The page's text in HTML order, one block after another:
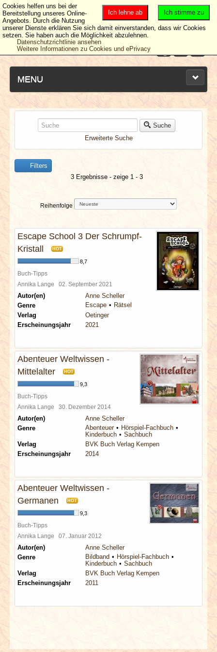
MENU
NEUESTE ARTIKEL
NEWS & DATES
BERICHTE
VERLOSUNGEN
SPECIALS
REDAKTION
LINKS
ARCHIV
Suche
Erweiterte Suche
Filters
3 Ergebnisse - zeige 1 - 3
Reihenfolge
Escape School 3 Der Schrumpf-
Kristall
HOT
8,7
Buch-Tipps
Annika Lange 02. September 2021
Autor(en)
Anne Scheller
Genre
Escape
Rätsel
Verlag
Oetinger
Erscheinungsjahr
2021
Abenteuer Weltwissen -
Mittelalter
HOT
9,3
Buch-Tipps
Annika Lange 30. Dezember 2014
Autor(en)
Anne Scheller
Genre
Abenteuer
Hörspiel-Fachbuch
Kinderbuch
Sachbuch
Verlag
BVK Buch Verlag Kempen
Erscheinungsjahr
2014
Abenteuer Weltwissen -
Germanen
HOT
9,3
Buch-Tipps
Annika Lange 07. Januar 2012
Autor(en)
Anne Scheller
Genre
Bildband
Hörspiel-Fachbuch
Kinderbuch
Sachbuch
Verlag
BVK Buch Verlag Kempen
Erscheinungsjahr
2011
Ich stimme zu
Ich lehne ab
Cookies helfen uns bei der
Bereitstellung unseres Online-
Angebots. Durch die Nutzung
unserer Dienste erklären Sie sich damit einverstanden, dass wir Cookies
setzen. Sie haben auch die Möglichkeit abzulehnen.
Datenschutzrichtlinie ansehen
Weitere Informationen zu Cookies und ePrivacy